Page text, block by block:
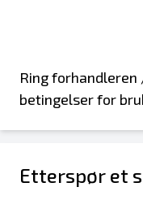
Ring
betingelser for
Etterspør et